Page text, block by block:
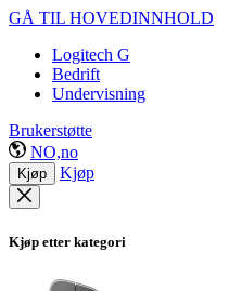
GÅ TIL HOVEDINNHOLD
Logitech G
Bedrift
Undervisning
Brukerstøtte
NO,no
Kjøp Kjøp
Kjøp etter kategori